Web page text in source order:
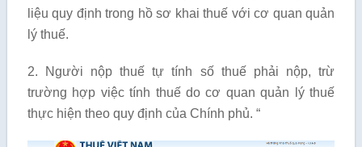
liệu quy định trong hồ sơ khai thuế với cơ quan quản
lý thuế.
2. Người nộp thuế tự tính số thuế phải nộp, trừ
trường hợp việc tính thuế do cơ quan quản lý thuế
thực hiện theo quy định của Chính phủ. “